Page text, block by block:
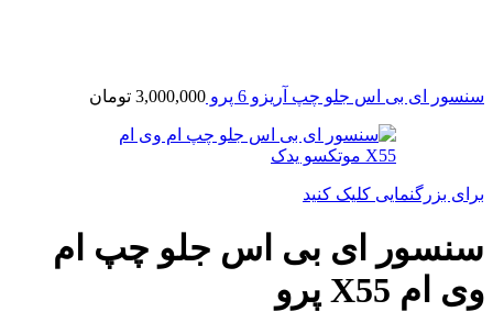
سنسور ای بی اس جلو چپ آریزو 6 پرو 3,000,000 تومان
برای بزرگنمایی کلیک کنید
سنسور ای بی اس جلو چپ ام
وی ام X55 پرو